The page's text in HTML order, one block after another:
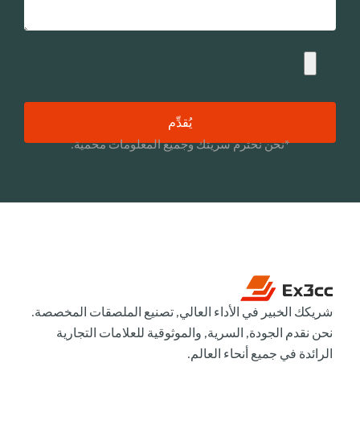
يُقدِّم
*نحن نحترم سريتك وجميع المعلومات محمية.
شريكك الخبير في الأداء العالي, تصنيع الملصقات المخصصة.
نحن نقدم الجودة, السرية, والموثوقية للعلامات التجارية
الرائدة في جميع أنحاء العالم.